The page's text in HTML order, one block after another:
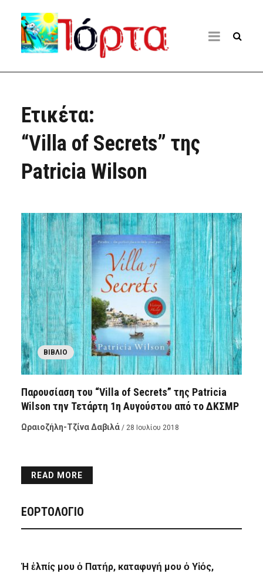
Ετικέτα:
“Villa of Secrets” της
Patricia Wilson
ΒΙΒΛΊΟ
Παρουσίαση του “Villa of Secrets” της Patricia
Wilson την Τετάρτη 1η Αυγούστου από το ΔΚΣΜΡ
Ωραιοζήλη-Τζίνα Δαβιλά / 28 Ιουλίου 2018
READ MORE
ΕΟΡΤΟΛΟΓΙΟ
Ἡ ἐλπίς μου ὁ Πατήρ, καταφυγή μου ὁ Υἱός,